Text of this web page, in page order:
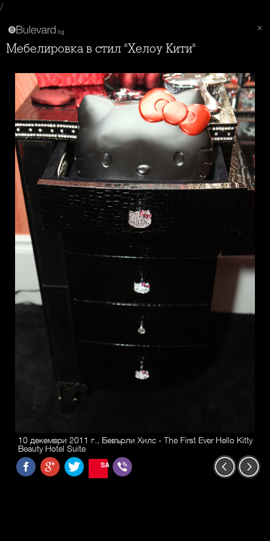
/
Мебелировка в стил "Хелоу Кити"
10 декември 2011 г., Бевърли Хилс - The First Ever Hello Kitty
Beauty Hotel Suite
SAVE